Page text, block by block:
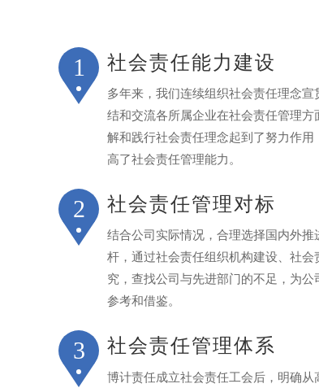
1 社会责任能力建设
多年来，我们连续组织社会责任理念
结和交流各所属企业在社会责任管理
解和践行社会责任理念起到了努力作
高了社会责任管理能力。
2 社会责任管理对标
结合公司实际情况，合理选择国内外
杆，通过社会责任组织机构建设、社
究，查找公司与先进部门的不足，为
参考和借鉴。
3 社会责任管理体系
博计责任成立社会责任工会后，明确